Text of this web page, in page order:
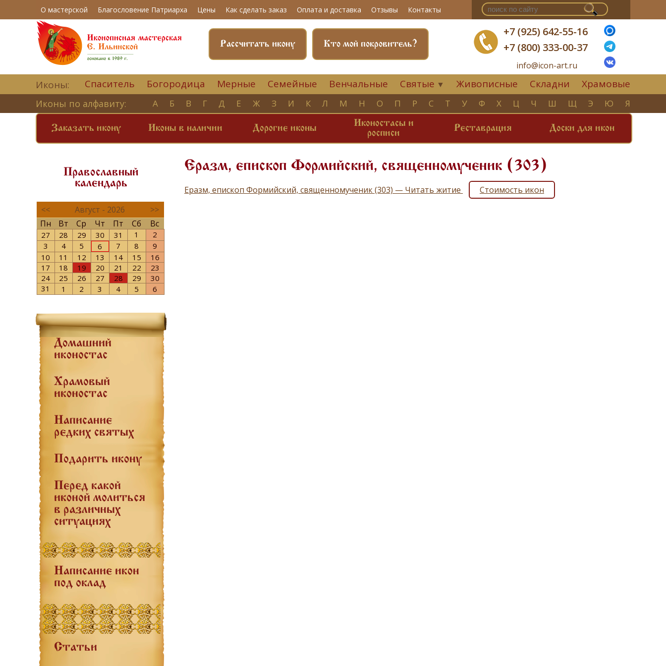
О мастерской Благословение Патриарха Цены Как сделать заказ Оплата и доставка Отзывы Контакты
+7 (925) 642-55-16
+7 (800) 333-00-37
info@icon-art.ru
Кто мой покровитель?
Рассчитать икону
Иконы: Спаситель Богородица Мерные Семейные Венчальные Святые ▼ Живописные Складни Храмовые
Иконы по алфавиту: А Б В Г Д Е Ж З И К Л М Н О П Р С Т У Ф Х Ц Ч Ш Щ Э Ю Я
Заказать икону Иконы в наличии Дорогие иконы
Иконостасы и
росписи
Реставрация Доски для икон
Православный
календарь
<< Август - 2026
>>
Пн
Вт Ср Чт Пт Сб Вс
27 28 29 30 31 1
2
3
4 5 6 7 8
9
10
11 12 13 14 15
16
17
18 19 20 21 22
23
24
25 26 27 28 29
30
31
1 2 3 4 5 6
Домашний
иконостас
Храмовый
иконостас
Написание
редких святых
Подарить икону
Перед какой
иконой молиться
в различных
ситуациях
Написание икон
под оклад
Статьи
Еразм, епископ Формийский, священномученик (303)
Еразм, епископ Формийский, священномученик (303) — Читать житие Стоимость икон